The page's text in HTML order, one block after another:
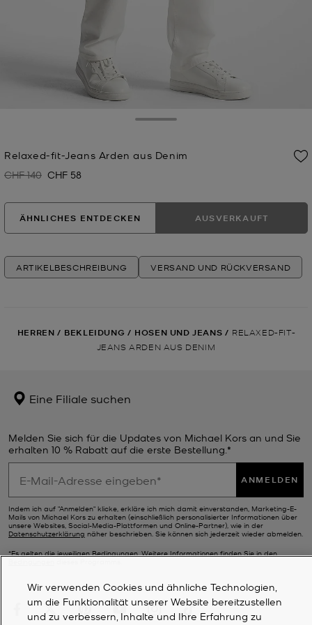
Relaxed-fit-Jeans Arden aus Denim
Zuvor
CHF 140 Jetzt
CHF 58
ÄHNLICHES ENTDECKEN AUSVERKAUFT
ARTIKELBESCHREIBUNG VERSAND UND RÜCKVERSAND
HERREN / BEKLEIDUNG / HOSEN UND JEANS / RELAXED-FIT-
JEANS ARDEN AUS DENIM
Eine Filiale suchen
Melden Sie sich für die Updates von Michael Kors an und Sie
erhalten 10 % Rabatt auf die erste Bestellung.*
ANMELDEN
Indem ich auf "Anmelden" klicke, erkläre ich mich damit einverstanden, Marketing-E-
Mails von Michael Kors zu erhalten (einschließlich personalisierter Informationen über
unsere Websites, Social-Media-Plattformen und Online-Partner), wie in der
Datenschutzerklärung näher beschrieben. Sie können sich jederzeit wieder abmelden.
*Es gelten die jeweiligen Bedingungen. Weitere Informationen finden Sie in den
Wir verwenden Cookies und ähnliche Technologien,
um die Funktionalität unserer Website bereitzustellen
und zu verbessern, Inhalte und Ihre Erfahrung zu